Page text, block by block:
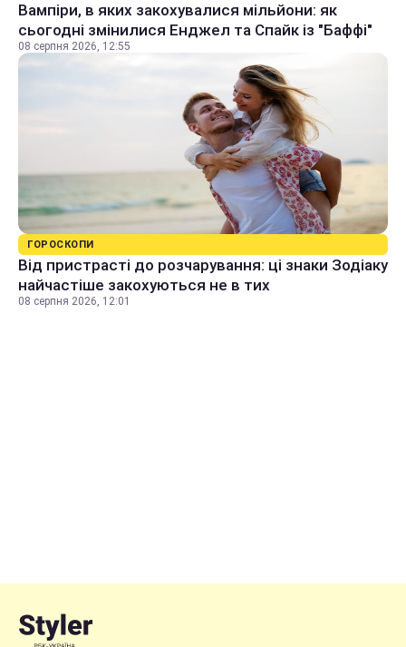
Вампіри, в яких закохувалися мільйони: як
сьогодні змінилися Енджел та Спайк із "Баффі"
08 серпня 2026, 12:55
ГОРОСКОПИ
Від пристрасті до розчарування: ці знаки Зодіаку
найчастіше закохуються не в тих
08 серпня 2026, 12:01